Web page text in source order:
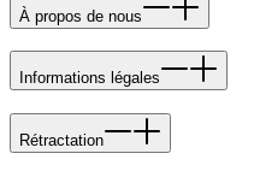
À propos de nous
Informations légales
Rétractation